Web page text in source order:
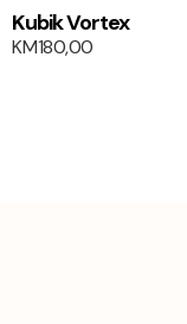
Kubik Vortex
KM180,00